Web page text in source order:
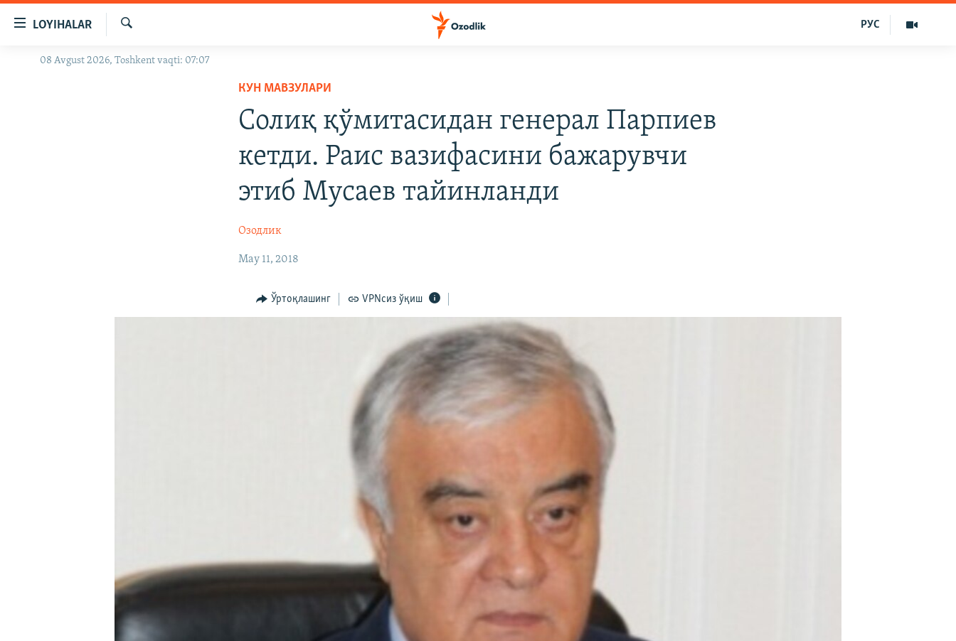
Бош
LOYIHALAR
OZODLIK SURISHTIRUVLARI
Излаш
РУС
08 Avgust 2026, Toshkent vaqti: 07:07
КУН МАВЗУЛАРИ
Солиқ қўмитасидан генерал Парпиев
кетди. Раис вазифасини бажарувчи
этиб Мусаев тайинланди
Озодлик
May 11, 2018
Ўртоқлашинг VPNсиз ўқиш